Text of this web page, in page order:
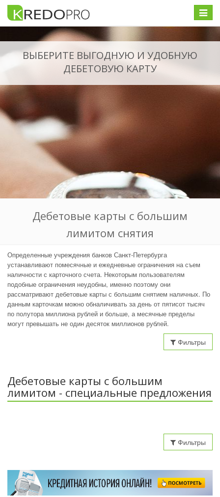
Меню
ВЫБЕРИТЕ ВЫГОДНУЮ И УДОБНУЮ
ДЕБЕТОВУЮ КАРТУ
Дебетовые карты с большим
лимитом снятия
Определенные учреждения банков Санкт-Петербурга
устанавливают помесячные и ежедневные ограничения на съем
наличности с карточного счета. Некоторым пользователям
подобные ограничения неудобны, именно поэтому они
рассматривают дебетовые карты с большим снятием наличных. По
данным карточкам можно обналичивать за день от пятисот тысяч
по полутора миллиона рублей и больше, а месячные пределы
могут превышать не один десяток миллионов рублей.
Фильтры
Дебетовые карты с большим
лимитом - специальные предложения
Фильтры